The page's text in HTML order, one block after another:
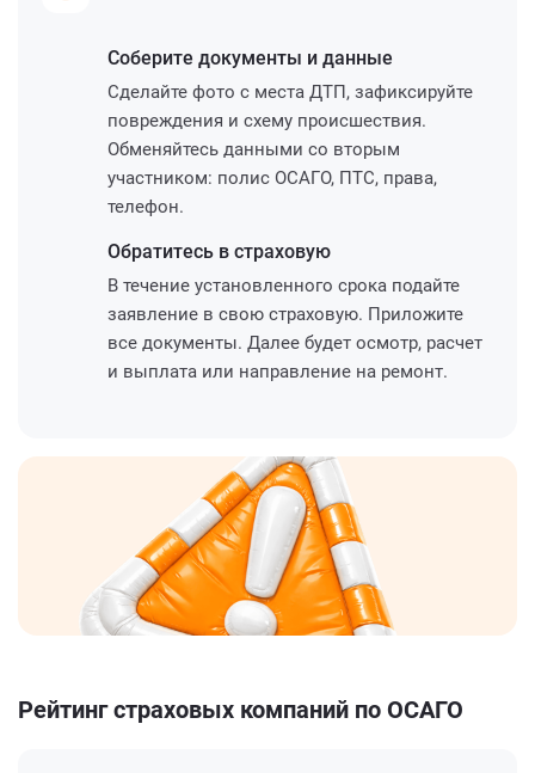
Соберите документы и данные
Сделайте фото с места ДТП, зафиксируйте
повреждения и схему происшествия.
Обменяйтесь данными со вторым
участником: полис ОСАГО, ПТС, права,
телефон.
Обратитесь в страховую
В течение установленного срока подайте
заявление в свою страховую. Приложите
все документы. Далее будет осмотр, расчет
и выплата или направление на ремонт.
Рейтинг страховых компаний по ОСАГО